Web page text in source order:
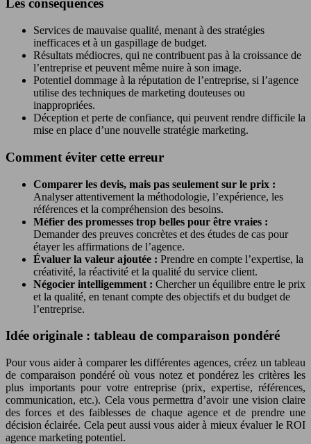
Les conséquences
Services de mauvaise qualité, menant à des stratégies
inefficaces et à un gaspillage de budget.
Résultats médiocres, qui ne contribuent pas à la croissance de
l’entreprise et peuvent même nuire à son image.
Potentiel dommage à la réputation de l’entreprise, si l’agence
utilise des techniques de marketing douteuses ou
inappropriées.
Déception et perte de confiance, qui peuvent rendre difficile la
mise en place d’une nouvelle stratégie marketing.
Comment éviter cette erreur
Comparer les devis, mais pas seulement sur le prix :
Analyser attentivement la méthodologie, l’expérience, les
références et la compréhension des besoins.
Méfier des promesses trop belles pour être vraies :
Demander des preuves concrètes et des études de cas pour
étayer les affirmations de l’agence.
Évaluer la valeur ajoutée : Prendre en compte l’expertise, la
créativité, la réactivité et la qualité du service client.
Négocier intelligemment : Chercher un équilibre entre le prix
et la qualité, en tenant compte des objectifs et du budget de
l’entreprise.
Idée originale : tableau de comparaison pondéré
Pour vous aider à comparer les différentes agences, créez un tableau
de comparaison pondéré où vous notez et pondérez les critères les
plus importants pour votre entreprise (prix, expertise, références,
communication, etc.). Cela vous permettra d’avoir une vision claire
des forces et des faiblesses de chaque agence et de prendre une
décision éclairée. Cela peut aussi vous aider à mieux évaluer le ROI
agence marketing potentiel.